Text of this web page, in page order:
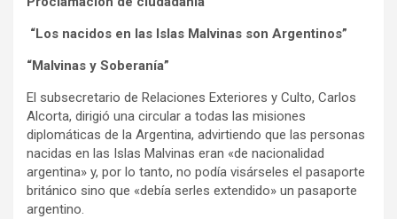
“Los nacidos en las Islas Malvinas son Argentinos”
“Malvinas y Soberanía”
El subsecretario de Relaciones Exteriores y Culto, Carlos
Alcorta, dirigió una circular a todas las misiones
diplomáticas de la Argentina, advirtiendo que las personas
nacidas en las Islas Malvinas eran «de nacionalidad
argentina» y, por lo tanto, no podía visárseles el pasaporte
británico sino que «debía serles extendido» un pasaporte
argentino.